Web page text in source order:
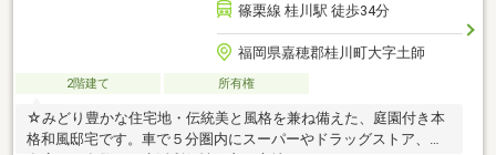
篠栗線 桂川駅 徒歩34分
福岡県嘉穂郡桂川町大字土師
2階建て 所有権
☆みどり豊かな住宅地・伝統美と風格を兼ね備えた、庭園付き本
格和風邸宅です。車で５分圏内にスーパーやドラッグストア、飲